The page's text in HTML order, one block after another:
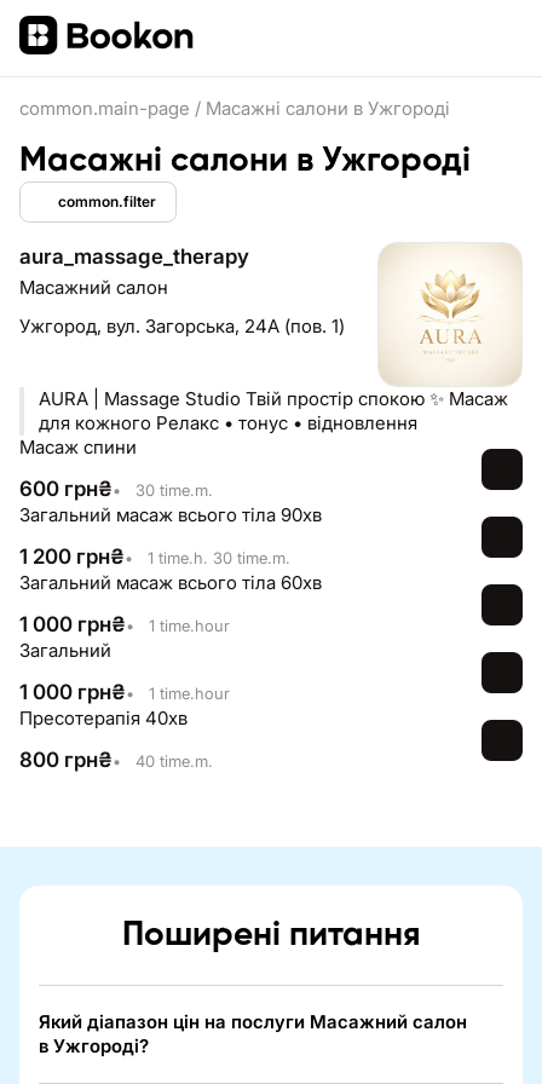
common.main-page / Масажні салони в Ужгороді
Масажні салони в Ужгороді
common.filter
aura_massage_therapy
Масажний салон
Ужгород, вул. Загорська, 24А (пов. 1)
AURA | Massage Studio Твій простір спокою ✨ Масаж
для кожного Релакс • тонус • відновлення
Масаж спини
600 грн₴• 30 time.m.
Загальний масаж всього тіла 90хв
1 200 грн₴• 1 time.h. 30 time.m.
Загальний масаж всього тіла 60хв
1 000 грн₴• 1 time.hour
Загальний
1 000 грн₴• 1 time.hour
Пресотерапія 40хв
800 грн₴• 40 time.m.
Поширені питання
Який діапазон цін на послуги Масажний салон
в Ужгороді?